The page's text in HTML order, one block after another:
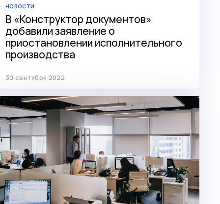
НОВОСТИ
В «Конструктор документов»
добавили заявление о
приостановлении исполнительного
производства
30 сентября 2022